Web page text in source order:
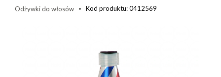
Odżywki do włosów Kod produktu: 0412569